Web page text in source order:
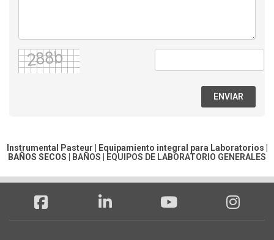
ENVIAR
Instrumental Pasteur | Equipamiento integral para Laboratorios |
BAÑOS SECOS
BAÑOS EQUIPOS DE LABORATORIO GENERALES